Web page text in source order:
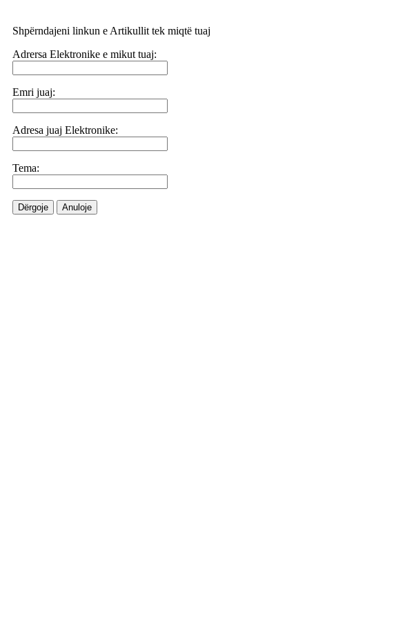
Shpërndajeni linkun e Artikullit tek miqtë tuaj
Adrersa Elektronike e mikut tuaj:
Emri juaj:
Adresa juaj Elektronike:
Tema:
Dërgoje Anuloje